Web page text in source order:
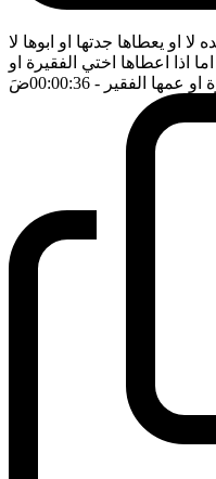
او يعطاها جدتها او ابوها لا
اذا اعطاها اختي الفقيرة او
او عمها الفقير - 00:00:36 ضَ